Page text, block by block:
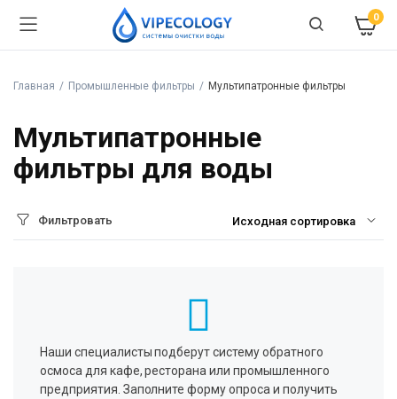
0
Главная Промышленные фильтры Мультипатронные фильтры
Мультипатронные
фильтры для воды
Фильтровать
Наши специалисты подберут систему обратного
осмоса для кафе, ресторана или промышленного
предприятия. Заполните форму опроса и получить